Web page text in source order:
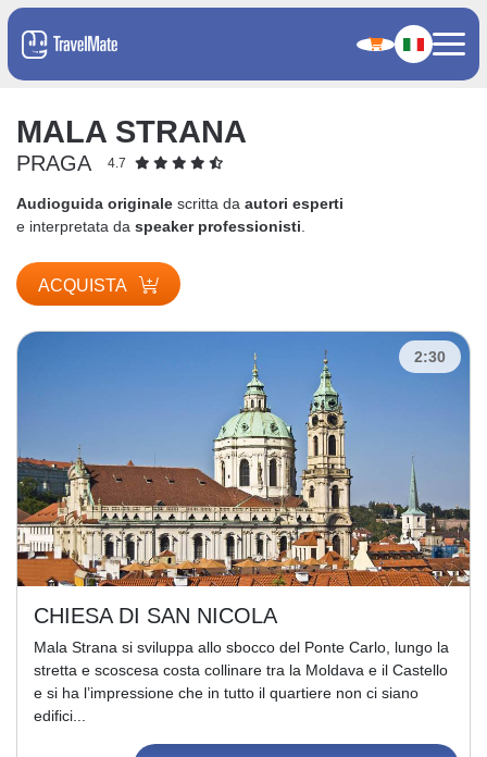
MALA STRANA
PRAGA 4.7
Audioguida originale scritta da autori esperti
e interpretata da speaker professionisti
ACQUISTA
2:30
CHIESA DI SAN NICOLA
Mala Strana si sviluppa allo sbocco del Ponte Carlo, lungo la
stretta e scoscesa costa collinare tra la Moldava e il Castello
e si ha l’impressione che in tutto il quartiere non ci siano
edifici...